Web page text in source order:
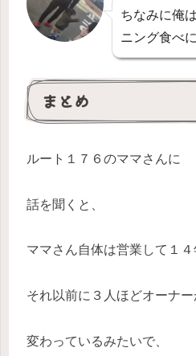
ちなみに俺
ニング食べ
まとめ
ルート１７６のママさんに
話を聞くと、
ママさん自体は営業して１４
それ以前に３人ほどオーナー
変わっているみたいで、